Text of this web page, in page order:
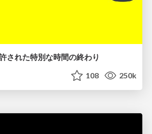
された特別な時間の終わり
108 250k